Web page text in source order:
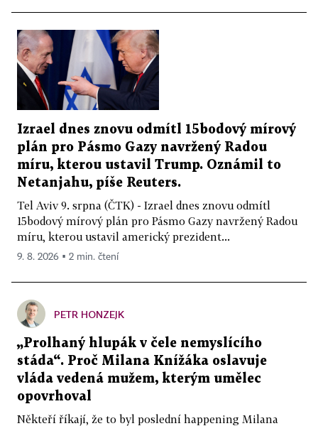
Izrael dnes znovu odmítl 15bodový mírový
plán pro Pásmo Gazy navržený Radou
míru, kterou ustavil Trump. Oznámil to
Netanjahu, píše Reuters.
Tel Aviv 9. srpna (ČTK) - Izrael dnes znovu odmítl
15bodový mírový plán pro Pásmo Gazy navržený Radou
míru, kterou ustavil americký prezident...
9. 8. 2026 ▪ 2 min. čtení
PETR HONZEJK
„Prolhaný hlupák v čele nemyslícího
stáda“. Proč Milana Knížáka oslavuje
vláda vedená mužem, kterým umělec
opovrhoval
Někteří říkají, že to byl poslední happening Milana